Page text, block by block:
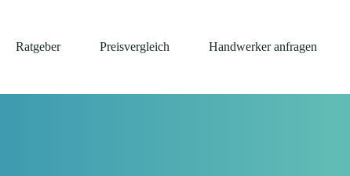
Ratgeber
Preisvergleich Handwerker anfragen